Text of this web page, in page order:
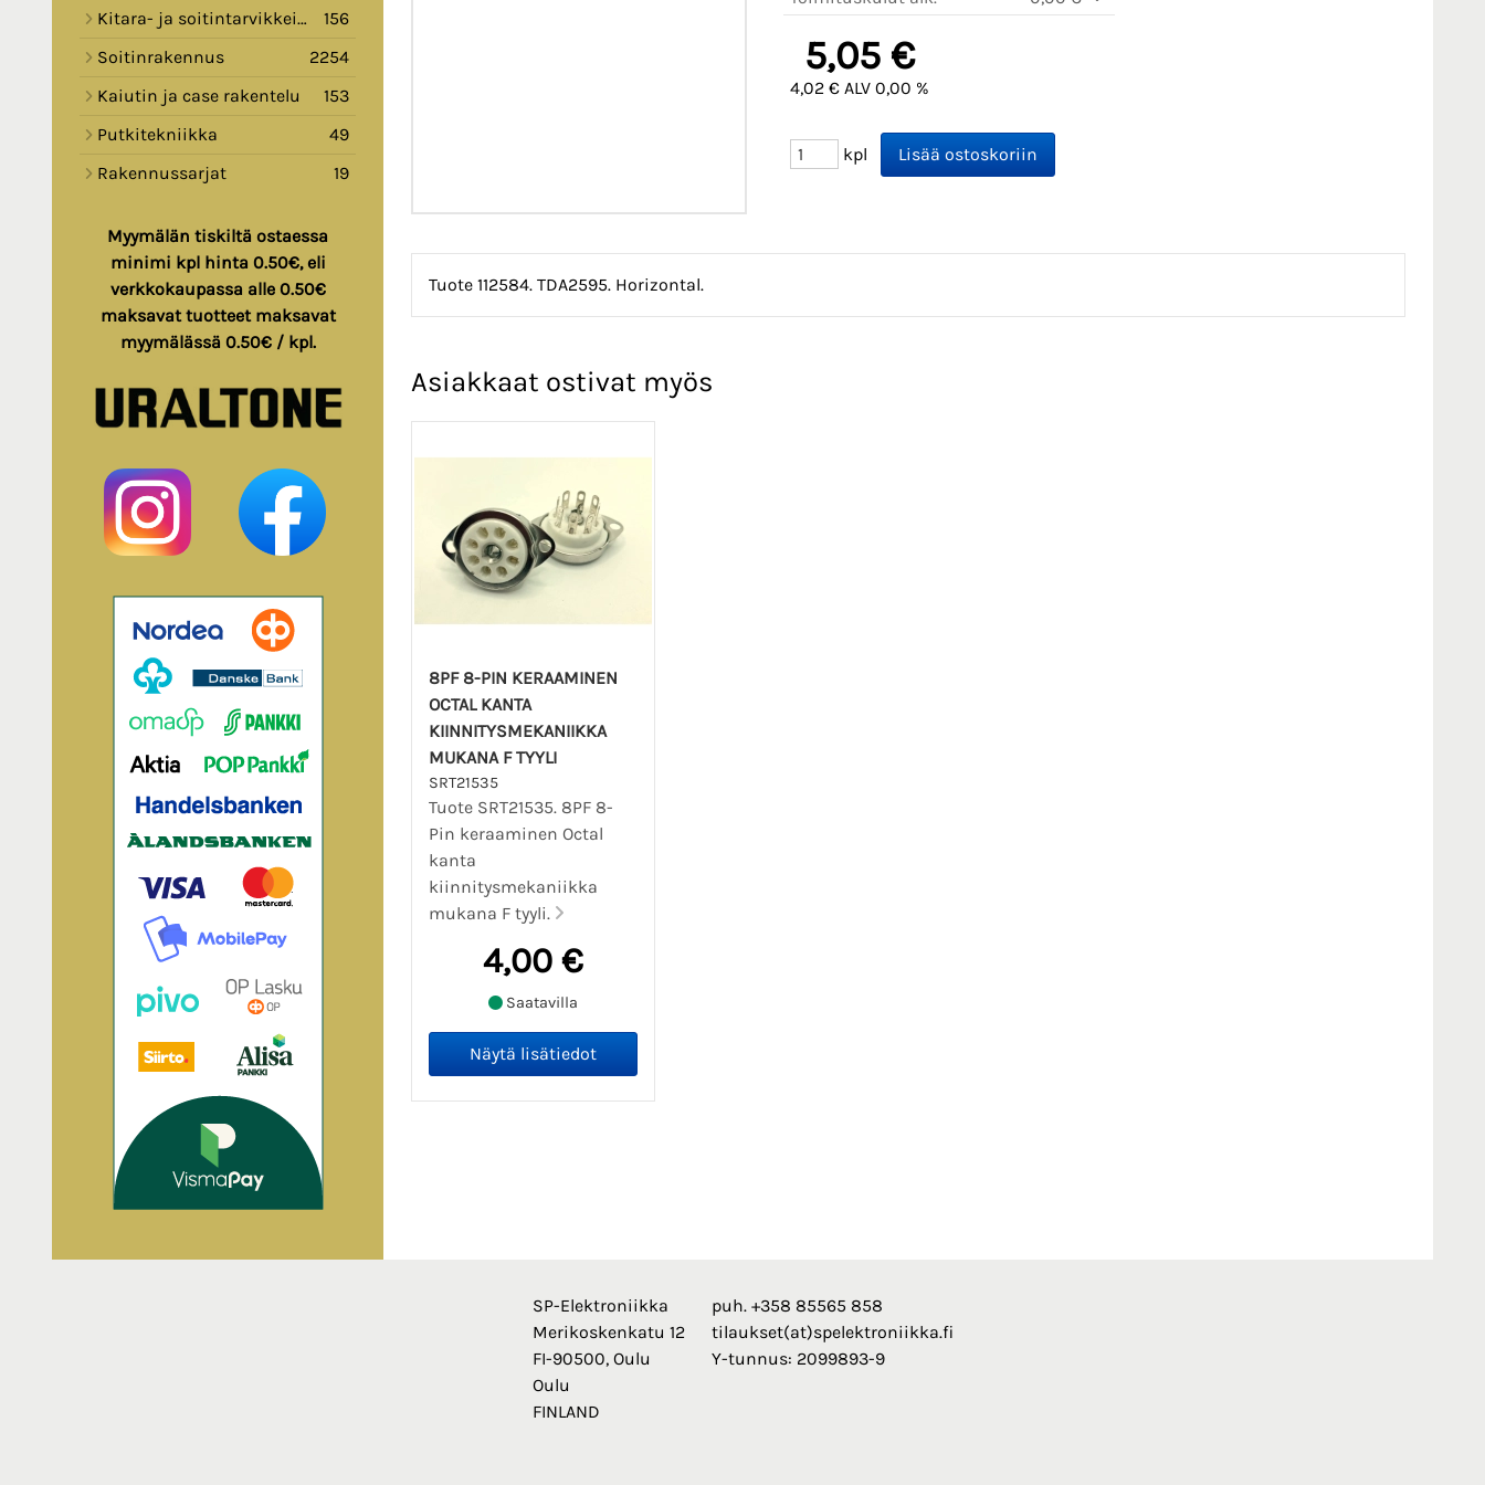
Kitara- ja soitintarvikkeita
156
Soitinrakennus
2254
Kaiutin ja case rakentelu
153
Putkitekniikka
49
Rakennussarjat
19
Myymälän tiskiltä ostaessa
minimi kpl hinta 0.50€, eli
verkkokaupassa alle 0.50€
maksavat tuotteet maksavat
myymälässä 0.50€ / kpl.
5,05 €
4,02 € ALV 0,00 %
kpl
Tuote 112584. TDA2595. Horizontal.
Asiakkaat ostivat myös
8PF 8-PIN KERAAMINEN
OCTAL KANTA
KIINNITYSMEKANIIKKA
MUKANA F TYYLI
SRT21535
Tuote SRT21535. 8PF 8-
Pin keraaminen Octal
kanta
kiinnitysmekaniikka
mukana F tyyli.
4,00 €
Saatavilla
SP-Elektroniikka
Merikoskenkatu 12
FI-90500, Oulu
Oulu
FINLAND
puh. +358 85565 858
tilaukset(at)spelektroniikka.fi
Y-tunnus: 2099893-9